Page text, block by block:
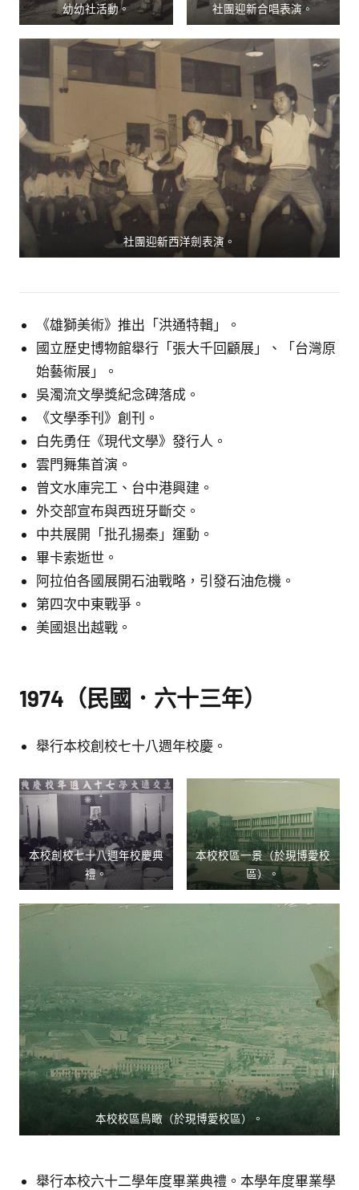
幼幼社活動。 社團迎新合唱表演。
社團迎新西洋劍表演。
《雄獅美術》推出「洪通特輯」。
國立歷史博物館舉行「張大千回顧展」、「台灣原
始藝術展」。
吳濁流文學獎紀念碑落成。
《文學季刊》創刊。
白先勇任《現代文學》發行人。
雲門舞集首演。
曾文水庫完工、台中港興建。
外交部宣布與西班牙斷交。
中共展開「批孔揚秦」運動。
畢卡索逝世。
阿拉伯各國展開石油戰略，引發石油危機。
第四次中東戰爭。
美國退出越戰。
1974（民國．六十三年）
舉行本校創校七十八週年校慶。
本校創校七十八週年校慶典
禮。
本校校區一景（於現博愛校
區）。
本校校區鳥瞰（於現博愛校區）。
舉行本校六十二學年度畢業典禮。本學年度畢業學